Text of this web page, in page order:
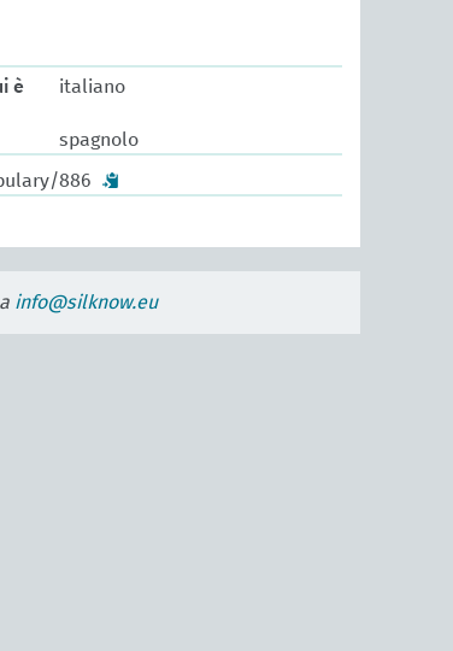
è
italiano
spagnolo
886
info@silknow.eu